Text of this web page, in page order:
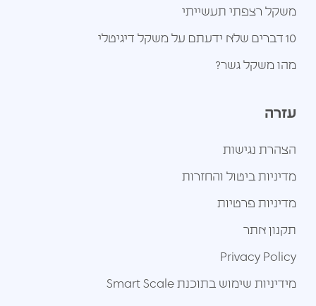
משקל רצפתי תעשייתי
10 דברים שלא ידעתם על משקל דיגיטלי
מהו משקל גשר?
עזרה
הצהרת נגישות
מדיניות ביטול והחזרות
מדיניות פרטיות
תקנון אתר
Privacy Policy
מידיניות שימוש בתוכנת Smart Scale